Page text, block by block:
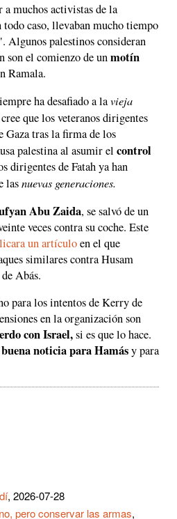
a muchos activistas de la
caso, llevaban mucho tiempo
Algunos palestinos consideran
son el comienzo de unmotín
Ramala.
ha desafiado a lavieja
cree que los veteranos dirigentes
Gaza tras la firma de los
palestina al asumir el control
dirigentes de Fatah ya han
lasnuevas generaciones.
Abu Zaida, se salvó de un
veces contra su coche. Este
un artículoen el que
similares contra Husam
Abás.
para los intentos de Kerry de
en la organización son
con Israel,si es que lo hace.
buena noticia para Hamásy para
, 2026-07-28
pero conservar las armas,